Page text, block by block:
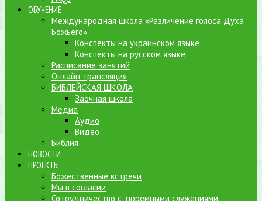
ОБУЧЕНИЕ
Международная школа «Различение голоса Духа
Божьего»
Конспекты на украинском языке
Конспекты на русском языке
Расписание занятий
Онлайн трансляция
БИБЛЕЙСКАЯ ШКОЛА
Заочная школа
Медиа
Аудио
Видео
Библия
НОВОСТИ
ПРОЕКТЫ
Божественные встречи
Мы в согласии
Сотрудничество с тюремными служениями